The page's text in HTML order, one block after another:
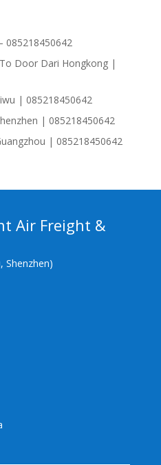
085218450642
Door Dari Hongkong |
| 085218450642
| 085218450642
| 085218450642
Air Freight &
Shenzhen)